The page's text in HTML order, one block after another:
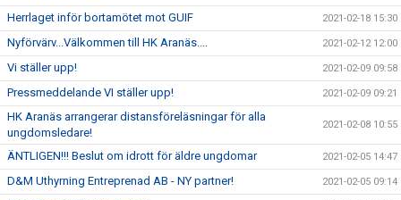
Herrlaget inför bortamötet mot GUIF 2021-02-18 15:30
Nyförvärv...Välkommen till HK Aranäs.... 2021-02-12 12:00
Vi ställer upp! 2021-02-09 09:58
Pressmeddelande VI ställer upp! 2021-02-09 09:21
HK Aranäs arrangerar distansföreläsningar för alla
ungdomsledare!
2021-02-08 10:55
ÄNTLIGEN!!! Beslut om idrott för äldre ungdomar 2021-02-05 14:47
D&M Uthyrning Entreprenad AB - NY partner! 2021-02-05 09:14